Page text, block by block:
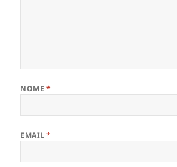
NOME *
EMAIL*